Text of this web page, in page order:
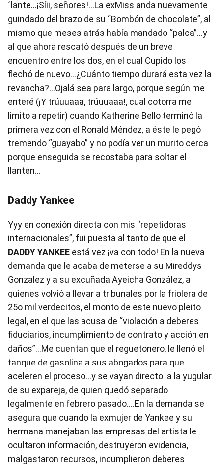
´lante…¡Síii, señores!...La exMiss anda nuevamente
guindado del brazo de su “Bombón de chocolate”, al
mismo que meses atrás había mandado “palca”…y
al que ahora rescató después de un breve
encuentro entre los dos, en el cual Cupido los
flechó de nuevo…¿Cuánto tiempo durará esta vez la
revancha?...Ojalá sea para largo, porque según me
enteré (¡Y trúuuaaa, trúuuaaa!, cual cotorra me
limito a repetir) cuando Katherine Bello terminó la
primera vez con el Ronald Méndez, a éste le pegó
tremendo “guayabo” y no podía ver un murito cerca
porque enseguida se recostaba para soltar el
llantén…
Daddy Yankee
Yyy en conexión directa con mis “repetidoras
internacionales”, fui puesta al tanto de que el
DADDY YANKEE está vez ¡va con todo! En la nueva
demanda que le acaba de meterse a su Mireddys
Gonzalez y a su excuñada Ayeicha González, a
quienes volvió a llevar a tribunales por la friolera de
25o mil verdecitos, el monto de este nuevo pleito
legal, en el que las acusa de “violación a deberes
fiduciarios, incumplimiento de contrato y acción en
daños”…Me cuentan que el reguetonero, le llenó el
tanque de gasolina a sus abogados para que
aceleren el proceso…y se vayan directo a la yugular
de su expareja, de quien quedó separado
legalmente en febrero pasado….En la demanda se
asegura que cuando la exmujer de Yankee y su
hermana manejaban las empresas del artista le
ocultaron información, destruyeron evidencia,
malgastaron recursos, incumplieron deberes